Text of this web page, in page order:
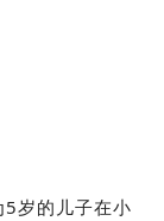
岁的儿子在小